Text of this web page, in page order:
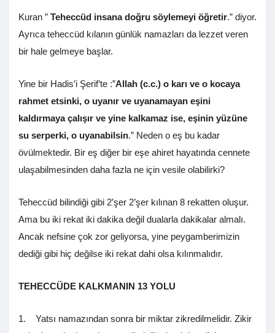
Kuran ” Teheccüd insana doğru söylemeyi öğretir.” diyor.
Ayrıca teheccüd kılanın günlük namazları da lezzet veren
bir hale gelmeye başlar.
Yine bir Hadis’i Şerif’te :”Allah (c.c.) o karı ve o kocaya
rahmet etsinki, o uyanır ve uyanamayan eşini
kaldırmaya çalışır ve yine kalkamaz ise, eşinin yüzüne
su serperki, o uyanabilsin.” Neden o eş bu kadar
övülmektedir. Bir eş diğer bir eşe ahiret hayatında cennete
ulaşabilmesinden daha fazla ne için vesile olabilirki?
Teheccüd bilindiği gibi 2’şer 2’şer kılınan 8 rekatten oluşur.
Ama bu iki rekat iki dakika değil dualarla dakikalar almalı.
Ancak nefsine çok zor geliyorsa, yine peygamberimizin
dediği gibi hiç değilse iki rekat dahi olsa kılınmalıdır.
TEHECCÜDE KALKMANIN 13 YOLU
1. Yatsı namazından sonra bir miktar zikredilmelidir. Zikir